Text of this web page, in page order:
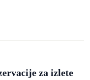
za izlete